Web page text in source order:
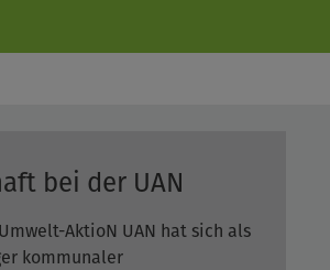
bei der UAN
AktioN UAN hat sich als
kommunaler